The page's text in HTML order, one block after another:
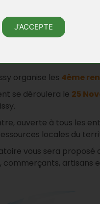
J'ACCEPTE
L’ACTU
organise les 4ème
se déroulera le 25
ouverte à tous les
locales du
vous sera proposé
commerçants, artisans